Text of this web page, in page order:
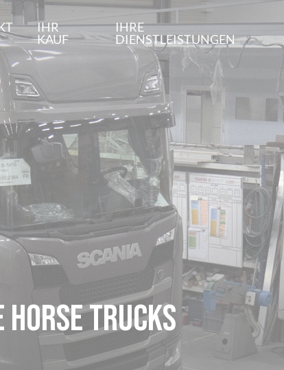
IHR
KAUF
IHRE
DIENSTLEISTUNGEN
Trucks